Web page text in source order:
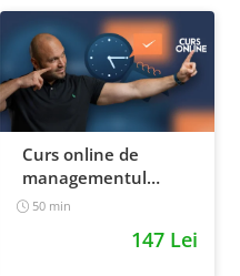
Curs online de
managementul
timpului: cum sa
50 min
147 Lei